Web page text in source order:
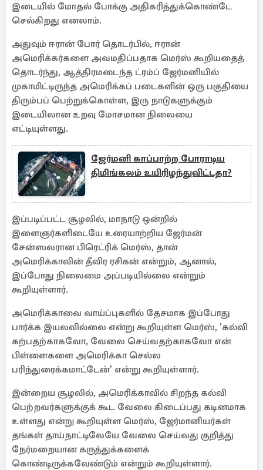
இடையில் மோதல் போக்கு அதிகரித்துக்கொண்டே
செல்கிறது எனலாம்.
அதுவும் ஈரான் போர் தொடர்பில், ஈரான்
அமெரிக்கர்களை அவமதிப்பதாக மெர்ஸ் கூறியதைத்
தொடர்ந்து, ஆத்திரமடைந்த ட்ரம்ப் ஜேர்மனியில்
முகாமிட்டிருந்த அமெரிக்கப் படைகளின் ஒரு பகுதியை
திரும்பப் பெற்றுக்கொள்ள, இரு நாடுகளுக்கும்
இடையிலான உறவு மோசமான நிலையை
எட்டியுள்ளது.
ஜேர்மனி காப்பாற்ற போராடிய
திமிங்கலம் உயிரிழந்துவிட்டதா?
இப்படிப்பட்ட சூழலில், மாநாடு ஒன்றில்
இளைஞர்களிடையே உரையாற்றிய ஜேர்மன்
சேன்ஸலரான பிரெட்ரிக் மெர்ஸ், தான்
அமெரிக்காவின் தீவிர ரசிகன் என்றும், ஆனால்,
இப்போது நிலைமை அப்படியில்லை என்றும்
கூறியுள்ளார்.
அமெரிக்காவை வாய்ப்புகளில் தேசமாக இப்போது
பார்க்க இயலவில்லை என்று கூறியுள்ள மெர்ஸ், ’கல்வி
கற்பதற்காகவோ, வேலை செய்வதற்காகவோ என்
பிள்ளைகளை அமெரிக்கா செல்ல
பரிந்துரைக்கமாட்டேன்’ என்று கூறியுள்ளார்.
இன்றைய சூழலில், அமெரிக்காவில் சிறந்த கல்வி
பெற்றவர்களுக்குக் கூட வேலை கிடைப்பது கடினமாக
உள்ளது என்று கூறியுள்ள மெர்ஸ், ஜேர்மானியர்கள்
தங்கள் தாய்நாட்டிலேயே வேலை செய்வது குறித்து
நேர்மறையான கருத்துக்களைக்
கொண்டிருக்கவேண்டும் என்றும் கூறியுள்ளார்.